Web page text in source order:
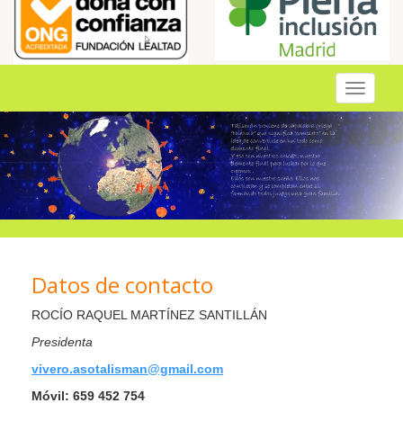
Toggle
Datos de contacto
ROCÍO RAQUEL MARTÍNEZ SANTILLÁN
Presidenta
vivero.asotalisman@gmail.com
Móvil: 659 452 754